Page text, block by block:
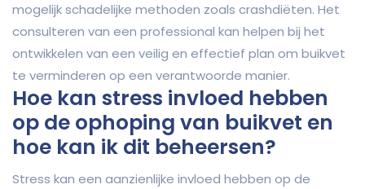
mogelijk schadelijke methoden zoals crashdiëten. Het
consulteren van een professional kan helpen bij het
ontwikkelen van een veilig en effectief plan om buikvet
te verminderen op een verantwoorde manier.
Hoe kan stress invloed hebben
op de ophoping van buikvet en
hoe kan ik dit beheersen?
Stress kan een aanzienlijke invloed hebben op de